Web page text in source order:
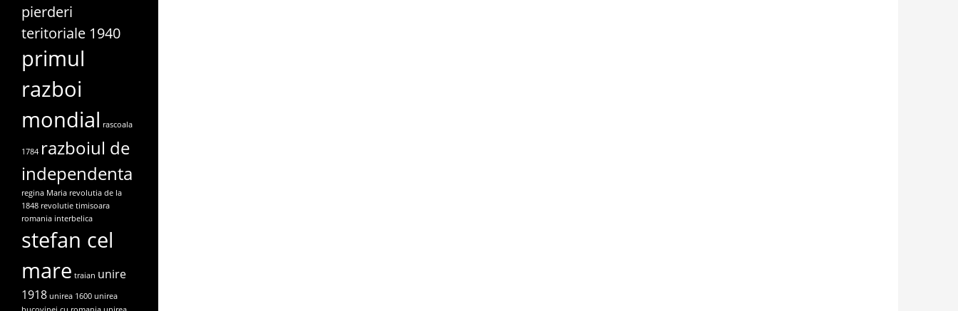
pierderi
teritoriale 1940
primul
razboi
mondial rascoala
1784 razboiul de
independenta
regina Maria revolutia de la
1848 revolutie timisoara
romania interbelica
stefan cel
mare traian unire
1918 unirea 1600 unirea